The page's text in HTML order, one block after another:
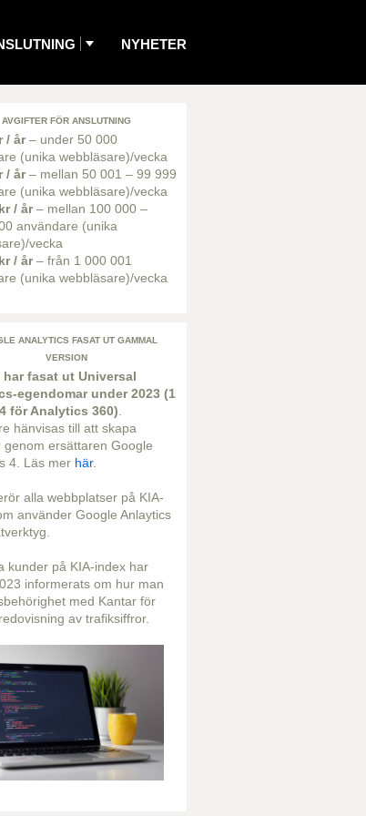
NYHETER
AVGIFTER FÖR ANSLUTNING
/ år– under 50 000
(unika webbläsare)/vecka
/ år– mellan 50 001 – 99 999
(unika webbläsare)/vecka
/ år– mellan 100 000 –
användare (unika
vecka
/ år– från 1 000 001
(unika webbläsare)/vecka
ANALYTICS FASAT UT GAMMAL
VERSION
har fasat ut Universal
egendomar under 2023 (1
för Analytics 360)
hänvisas till att skapa
genom ersättaren Google
4. Läs mer här.
alla webbplatser på KIA-
använder Google Anlaytics
kunder på KIA-index har
informerats om hur man
med Kantar för
av trafiksiffror.